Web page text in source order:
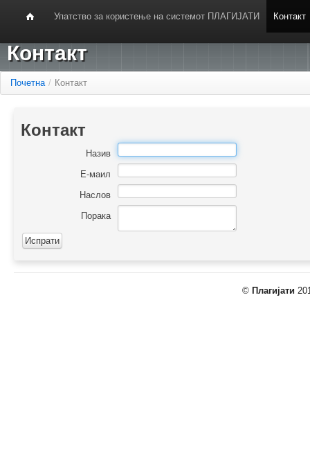
Упатство за користење на системот ПЛАГИЈАТИ Контакт
Контакт
Почетна / Контакт
Контакт
Назив
Е-маил
Наслов
Порака
© Плагијати